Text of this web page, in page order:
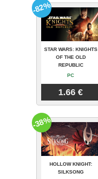
STAR WARS: KNIGHTS
OF THE OLD
REPUBLIC
PC
1.66 €
-82%
HOLLOW KNIGHT:
SILKSONG
-38%